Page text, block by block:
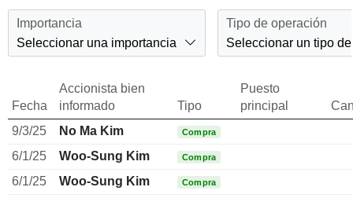
Importancia
Seleccionar una importancia
Tipo de operación
Seleccionar un tipo
Fecha
Accionista bien
informado
Tipo
Puesto
principal
9/3/25
No Ma Kim Compra
6/1/25 Woo-Sung Kim Compra
6/1/25 Woo-Sung Kim Compra